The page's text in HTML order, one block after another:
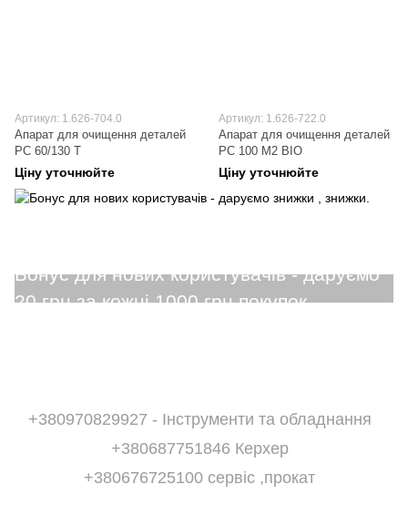
Артикул: 1.626-704.0
Апарат для очищення деталей
PC 60/130 T
Ціну уточнюйте
Артикул: 1.626-722.0
Апарат для очищення деталей
PC 100 M2 BIO
Ціну уточнюйте
+380970829927 - Інструменти та обладнання
+380687751846 Керхер
+380676725100 сервіс ,прокат